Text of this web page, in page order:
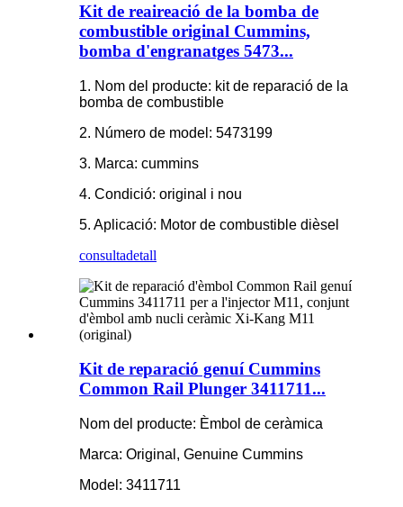
Kit de reaireació de la bomba de
combustible original Cummins,
bomba d'engranatges 5473...
1. Nom del producte: kit de reparació de la
bomba de combustible
2. Número de model: 5473199
3. Marca: cummins
4. Condició: original i nou
5. Aplicació: Motor de combustible dièsel
consultadetall
Kit de reparació genuí Cummins
Common Rail Plunger 3411711...
Nom del producte: Èmbol de ceràmica
Marca: Original, Genuine Cummins
Model: 3411711